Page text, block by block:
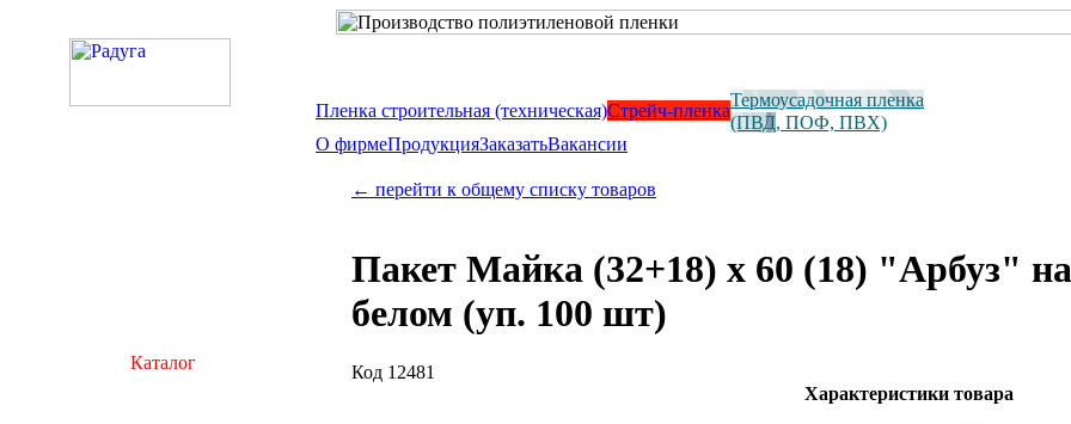
Пленка строительная (техническая)Стрейч-пленка
Термоусадочная пленка
(ПВД, ПОФ, ПВХ)
О фирмеПродукцияЗаказатьВакансии
← перейти к общему списку товаров
Пакет Майка (32+18) х 60 (18) "Арбуз" на
белом (уп. 100 шт)
Код 12481
Характеристики товара
Каталог